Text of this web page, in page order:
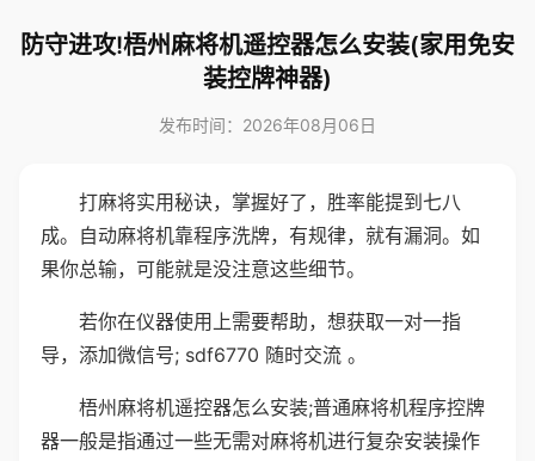
防守进攻!梧州麻将机遥控器怎么安装(家用免安
装控牌神器)
发布时间：2026年08月06日
打麻将实用秘诀，掌握好了，胜率能提到七八
成。自动麻将机靠程序洗牌，有规律，就有漏洞。如
果你总输，可能就是没注意这些细节。
若你在仪器使用上需要帮助，想获取一对一指
导，添加微信号; sdf6770 随时交流 。
梧州麻将机遥控器怎么安装;普通麻将机程序控牌
器一般是指通过一些无需对麻将机进行复杂安装操作